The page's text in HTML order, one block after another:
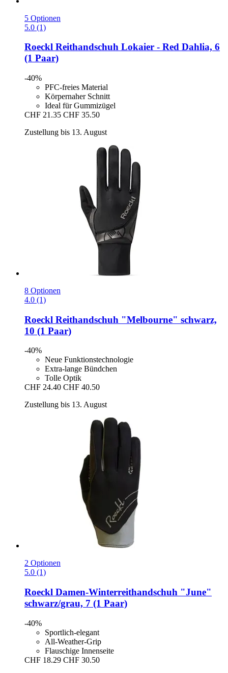
5 Optionen
5.0 (1)
Roeckl Reithandschuh Lokaier -​ Red Dahlia, 6
(1 Paar)
-40%
PFC-freies Material
Körpernaher Schnitt
Ideal für Gummizügel
CHF 21.35 CHF 35.50
Zustellung bis 13. August
8 Optionen
4.0 (1)
Roeckl Reithandschuh "Melbourne" schwarz,
10 (1 Paar)
-40%
Neue Funktionstechnologie
Extra-lange Bündchen
Tolle Optik
CHF 24.40 CHF 40.50
Zustellung bis 13. August
2 Optionen
5.0 (1)
Roeckl Damen-​Winterreithandschuh "June"
schwarz/grau, 7 (1 Paar)
-40%
Sportlich-elegant
All-Weather-Grip
Flauschige Innenseite
CHF 18.29 CHF 30.50